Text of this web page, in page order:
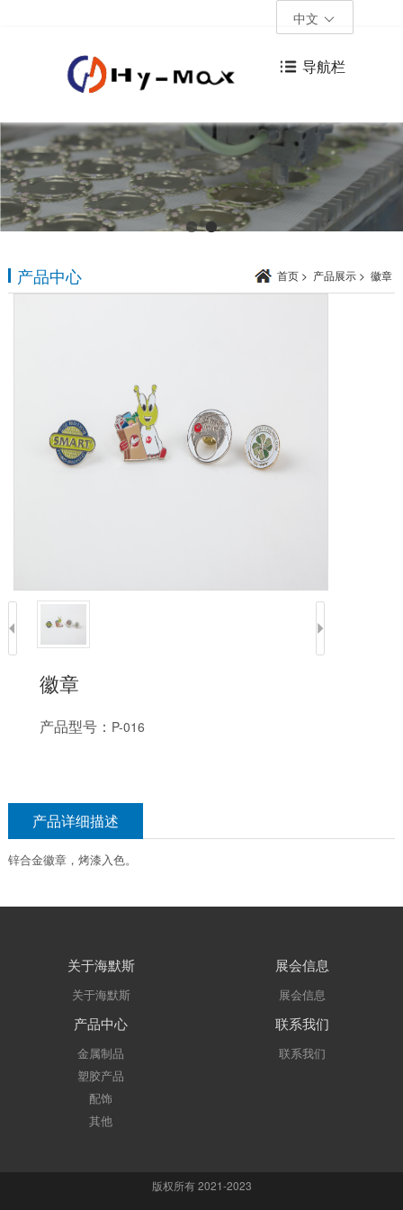
中文
导航栏
产品中心 首页 > 产品展示 > 徽章
徽章
产品型号： P-016
产品详细描述
锌合金徽章，烤漆入色。
关于海默斯
关于海默斯
展会信息
展会信息
产品中心
金属制品
塑胶产品
配饰
其他
联系我们
联系我们
版权所有 2021-2023